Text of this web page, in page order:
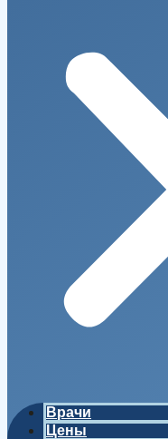
Врачи
Цены